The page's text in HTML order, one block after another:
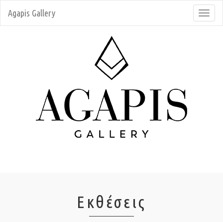
Agapis Gallery
Εκθέσεις